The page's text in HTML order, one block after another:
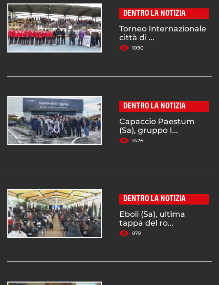
DENTRO LA NOTIZIA
Torneo Internazionale
città di ...
1090
DENTRO LA NOTIZIA
Capaccio Paestum
(Sa), gruppo I...
1426
DENTRO LA NOTIZIA
Eboli (Sa), ultima
tappa del ro...
979